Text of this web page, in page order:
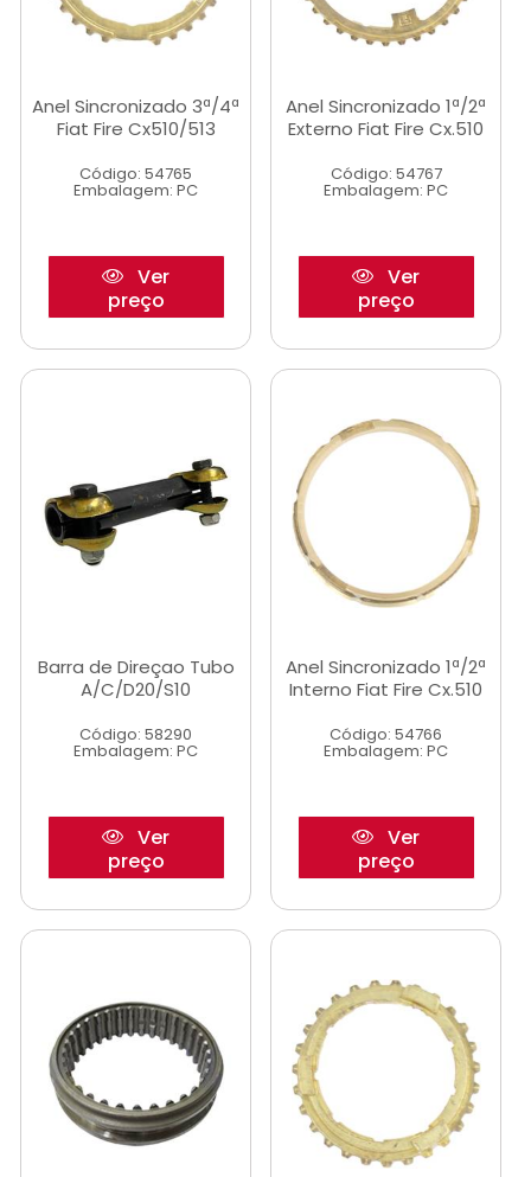
Anel Sincronizado 3ª/4ª
Fiat Fire Cx510/513
Código: 54765
Embalagem: PC
Ver
preço
Anel Sincronizado 1ª/2ª
Externo Fiat Fire Cx.510
Código: 54767
Embalagem: PC
Ver
preço
Barra de Direçao Tubo
A/C/D20/S10
Código: 58290
Embalagem: PC
Ver
preço
Anel Sincronizado 1ª/2ª
Interno Fiat Fire Cx.510
Código: 54766
Embalagem: PC
Ver
preço